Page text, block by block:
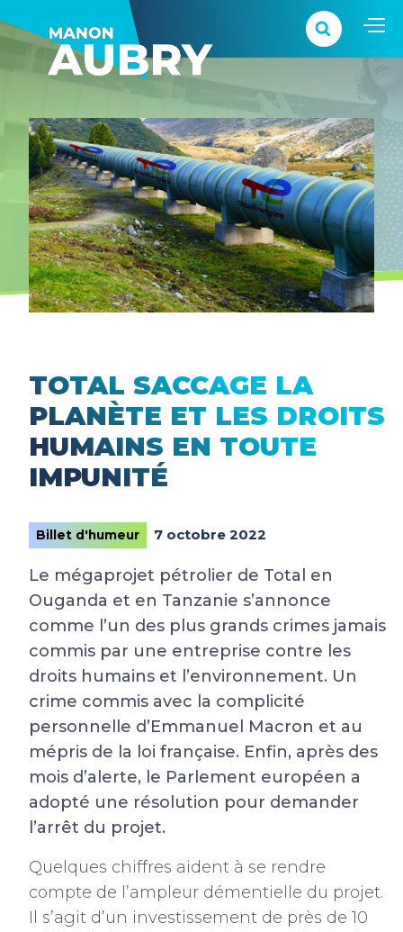
TOTAL SACCAGE LA
PLANÈTE ET LES DROITS
HUMAINS EN TOUTE
IMPUNITÉ
Billet d'humeur 7 octobre 2022
Le mégaprojet pétrolier de Total en
Ouganda et en Tanzanie s’annonce
comme l’un des plus grands crimes jamais
commis par une entreprise contre les
droits humains et l’environnement. Un
crime commis avec la complicité
personnelle d’Emmanuel Macron et au
mépris de la loi française. Enfin, après des
mois d’alerte, le Parlement européen a
adopté une résolution pour demander
l’arrêt du projet.
Quelques chiffres aident à se rendre
compte de l’ampleur démentielle du projet.
Il s’agit d’un investissement de près de 10